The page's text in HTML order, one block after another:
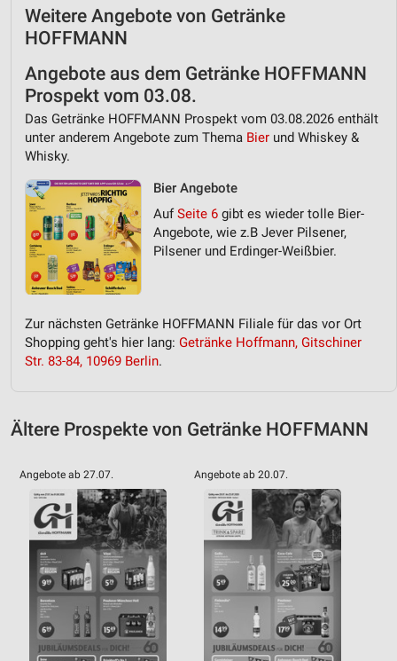
Weitere Angebote von Getränke
HOFFMANN
Angebote aus dem Getränke HOFFMANN
Prospekt vom 03.08.
Das Getränke HOFFMANN Prospekt vom 03.08.2026 enthält
unter anderem Angebote zum Thema Bier und Whiskey &
Whisky.
Bier Angebote
AufSeite 6 gibt es wieder tolle Bier-
Angebote, wie z.B Jever Pilsener,
Pilsener und Erdinger-Weißbier.
Zur nächsten Getränke HOFFMANN Filiale für das vor Ort
Shopping geht's hier lang: Getränke Hoffmann, Gitschiner
Str. 83-84, 10969 Berlin.
Ältere Prospekte von Getränke HOFFMANN
Angebote ab 27.07. Angebote ab 20.07.
Verwendung von Profilen zur Auswahl
Messung der Werbeleistung
Messung der Performance von Inhalten
Analyse von Zielgruppen durch Statistiken oder
Kombinationen von Daten aus verschiedenen
Quellen
Entwicklung und Verbesserung der Angebote
Verwendung reduzierter Daten zur Auswahl von
Inhalten
Verwendung genauer Standortdaten
Nicht-IAB-Verarbeitungszwecke:
Performance
Funktional
Werbung